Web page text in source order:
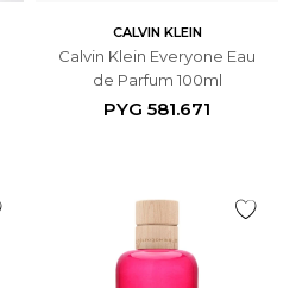
CALVIN KLEIN
Calvin Klein Everyone Eau
de Parfum 100ml
PYG 581.671